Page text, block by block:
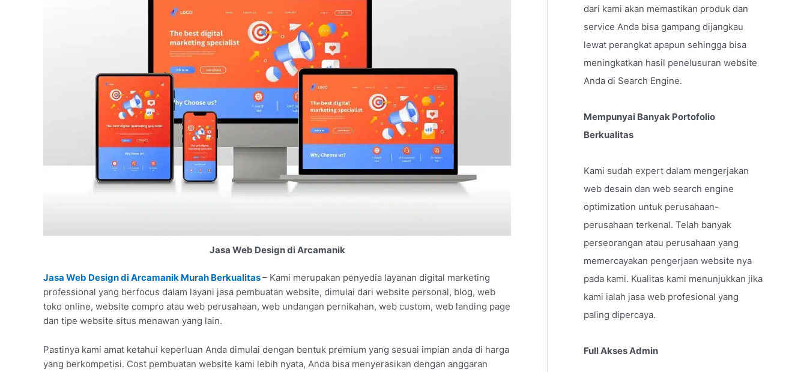
Jasa Web Design di Arcamanik
Jasa Web Design di Arcamanik Murah Berkualitas– Kami merupakan penyedia layanan digital marketing
professional yang berfocus dalam layani jasa pembuatan website, dimulai dari website personal, blog, web
toko online, website compro atau web perusahaan, web undangan pernikahan, web custom, web landing page
dan tipe website situs menawan yang lain.
Pastinya kami amat ketahui keperluan Anda dimulai dengan bentuk premium yang sesuai impian anda di harga
yang berkompetisi. Cost pembuatan website kami lebih nyata, Anda bisa menyerasikan dengan anggaran
dari kami akan memastikan produk dan
service Anda bisa gampang dijangkau
lewat perangkat apapun sehingga bisa
meningkatkan hasil penelusuran website
Anda di Search Engine.
Mempunyai Banyak Portofolio
Berkualitas
Kami sudah expert dalam mengerjakan
web desain dan web search engine
optimization untuk perusahaan-
perusahaan terkenal. Telah banyak
perseorangan atau perusahaan yang
memercayakan pengerjaan website nya
pada kami. Kualitas kami menunjukkan jika
kami ialah jasa web profesional yang
paling dipercaya.
Full Akses Admin